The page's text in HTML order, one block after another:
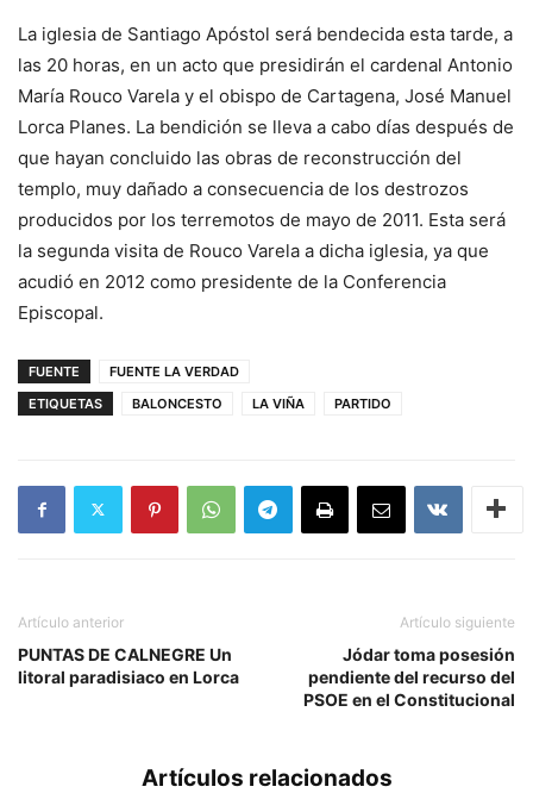
La iglesia de Santiago Apóstol será bendecida esta tarde, a
las 20 horas, en un acto que presidirán el cardenal Antonio
María Rouco Varela y el obispo de Cartagena, José Manuel
Lorca Planes. La bendición se lleva a cabo días después de
que hayan concluido las obras de reconstrucción del
templo, muy dañado a consecuencia de los destrozos
producidos por los terremotos de mayo de 2011. Esta será
la segunda visita de Rouco Varela a dicha iglesia, ya que
acudió en 2012 como presidente de la Conferencia
Episcopal.
FUENTE
FUENTE LA VERDAD
ETIQUETAS
BALONCESTO LA VIÑA PARTIDO
Artículo anterior
PUNTAS DE CALNEGRE Un
litoral paradisiaco en Lorca
Artículo siguiente
Jódar toma posesión
pendiente del recurso del
PSOE en el Constitucional
Artículos relacionados